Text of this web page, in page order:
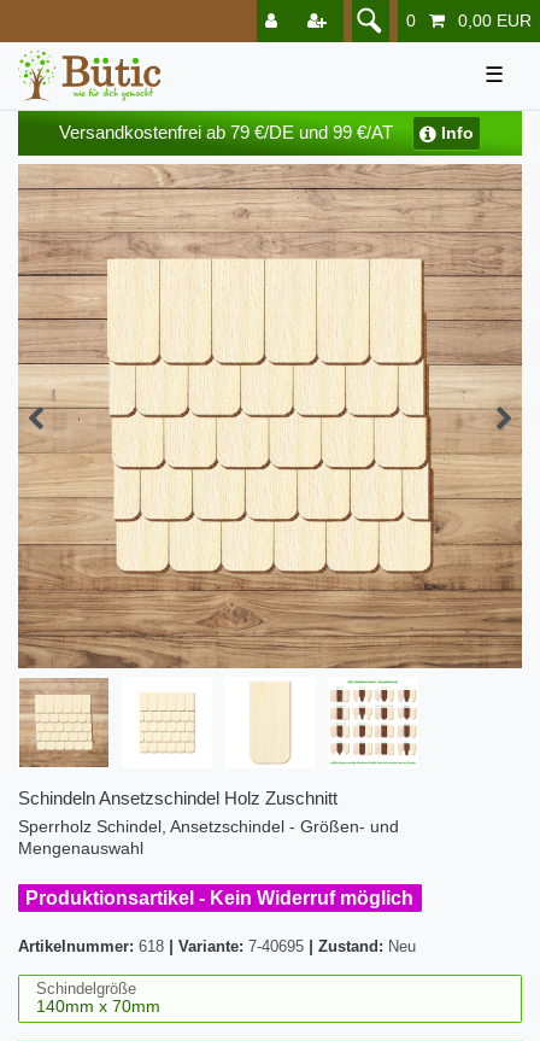
0 0,00 EUR
☰
Versandkostenfrei ab 79 €/DE und 99 €/AT Info
Schindeln Ansetzschindel Holz Zuschnitt
Sperrholz Schindel, Ansetzschindel - Größen- und
Mengenauswahl
Produktionsartikel - Kein Widerruf möglich
Artikelnummer: 618 Variante: 7-40695 Zustand: Neu
Schindelgröße